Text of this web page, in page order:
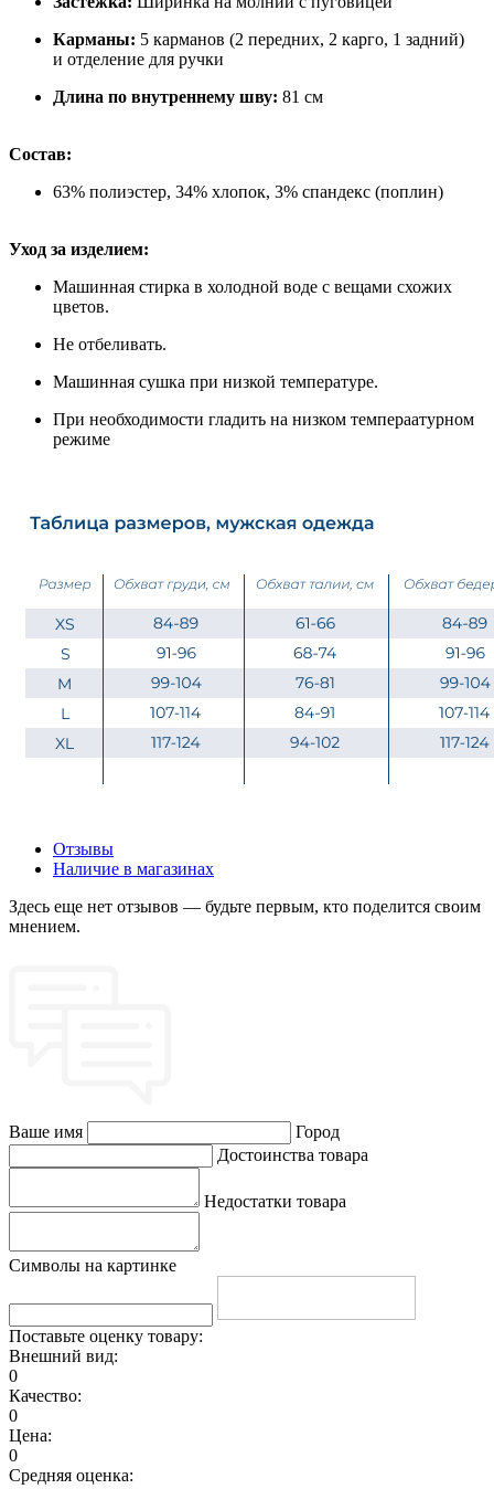
Карманы: 5 карманов (2 передних, 2 карго, 1 задний)
и отделение для ручки
Длина по внутреннему шву: 81 см
Состав:
63% полиэстер, 34% хлопок, 3% спандекс (поплин)
Уход за изделием:
Машинная стирка в холодной воде с вещами схожих
цветов.
Не отбеливать.
Машинная сушка при низкой температуре.
При необходимости гладить на низком темпераaтурном
режиме
Отзывы
Наличие в магазинах
Здесь еще нет отзывов — будьте первым, кто поделится своим
мнением.
Ваше имя
Город
Достоинства товара
Недостатки товара
Символы на картинке
Поставьте оценку товару:
Внешний вид:
0
Качество:
0
Цена:
0
Средняя оценка: